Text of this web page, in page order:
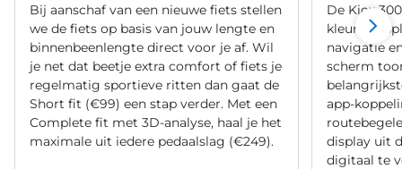
Bij aanschaf van een nieuwe fiets stellen
we de fiets op basis van jouw lengte en
binnenbeenlengte direct voor je af. Wil
je net dat beetje extra comfort of fiets je
regelmatig sportieve ritten dan gaat de
Short fit (€99) een stap verder. Met een
Complete fit met 3D-analyse, haal je het
maximale uit iedere pedaalslag (€249).
De Kiox
navigatie
scherm
app-
display uit
digitaal te